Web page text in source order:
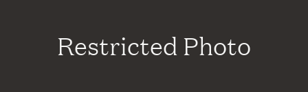
Restricted Photo